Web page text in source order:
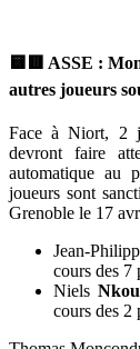
🟨🟥 ASSE :
autres joueurs
Face à Niort, 2
devront faire
automatique au
joueurs sont
Grenoble le 17
Jean-
cours des 7
Niels
cours des 2